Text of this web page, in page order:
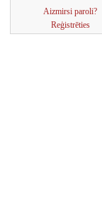
Aizmirsi paroli?
Reģistrēties